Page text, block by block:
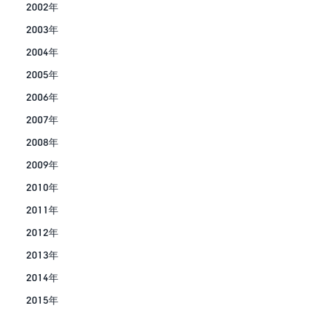
2002年
2003年
2004年
2005年
2006年
2007年
2008年
2009年
2010年
2011年
2012年
2013年
2014年
2015年